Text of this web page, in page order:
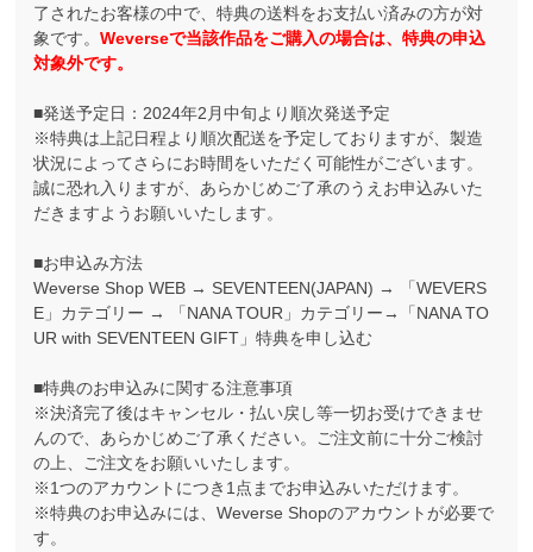
了されたお客様の中で、特典の送料をお支払い済みの方が対
象です。Weverseで当該作品をご購入の場合は、特典の申込
対象外です。
■発送予定日：2024年2月中旬より順次発送予定
※特典は上記日程より順次配送を予定しておりますが、製造
状況によってさらにお時間をいただく可能性がございます。
誠に恐れ入りますが、あらかじめご了承のうえお申込みいた
だきますようお願いいたします。
■お申込み方法
Weverse Shop WEB → SEVENTEEN(JAPAN) → 「WEVERS
E」カテゴリー → 「NANA TOUR」カテゴリー→「NANA TO
UR with SEVENTEEN GIFT」特典を申し込む
■特典のお申込みに関する注意事項
※決済完了後はキャンセル・払い戻し等一切お受けできませ
んので、あらかじめご了承ください。ご注文前に十分ご検討
の上、ご注文をお願いいたします。
※1つのアカウントにつき1点までお申込みいただけます。
※特典のお申込みには、Weverse Shopのアカウントが必要で
す。